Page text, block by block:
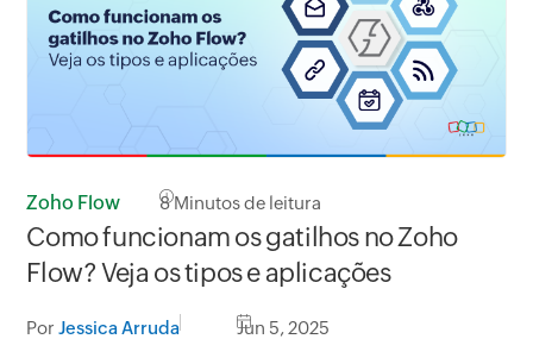
Zoho Flow 8Minutos de leitura
Como funcionam os gatilhos no Zoho
Flow? Veja os tipos e aplicações
PorJessica Arruda Jun 5, 2025